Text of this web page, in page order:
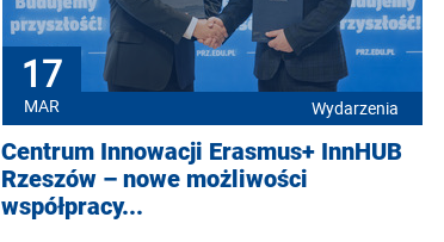
17
MAR Wydarzenia
Centrum Innowacji Erasmus+ InnHUB
Rzeszów – nowe możliwości
współpracy...